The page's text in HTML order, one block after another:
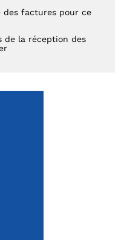
des factures pour ce
de la réception des